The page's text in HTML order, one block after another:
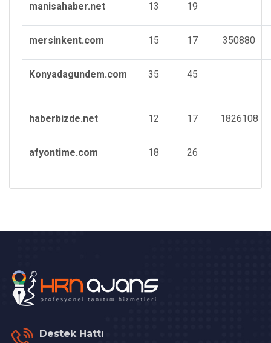
manisahaber.net 13 19
mersinkent.com 15 17 350880
Konyadagundem.com 35 45
haberbizde.net 12 17 1826108
afyontime.com 18 26
Destek Hattı